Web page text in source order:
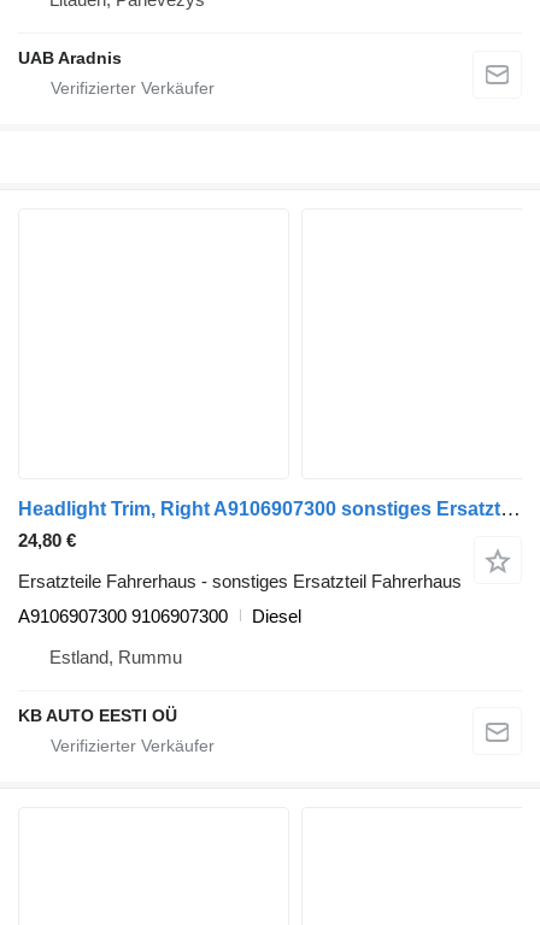
UAB Aradnis
Headlight Trim, Right A9106907300 sonstiges Ersatzteil Fahrerhaus für Mercedes-Benz SK, LK, LN2 (1984-1998) LKW
24,80 €
Ersatzteile Fahrerhaus - sonstiges Ersatzteil Fahrerhaus
A9106907300 9106907300
Diesel
Estland, Rummu
KB AUTO EESTI OÜ